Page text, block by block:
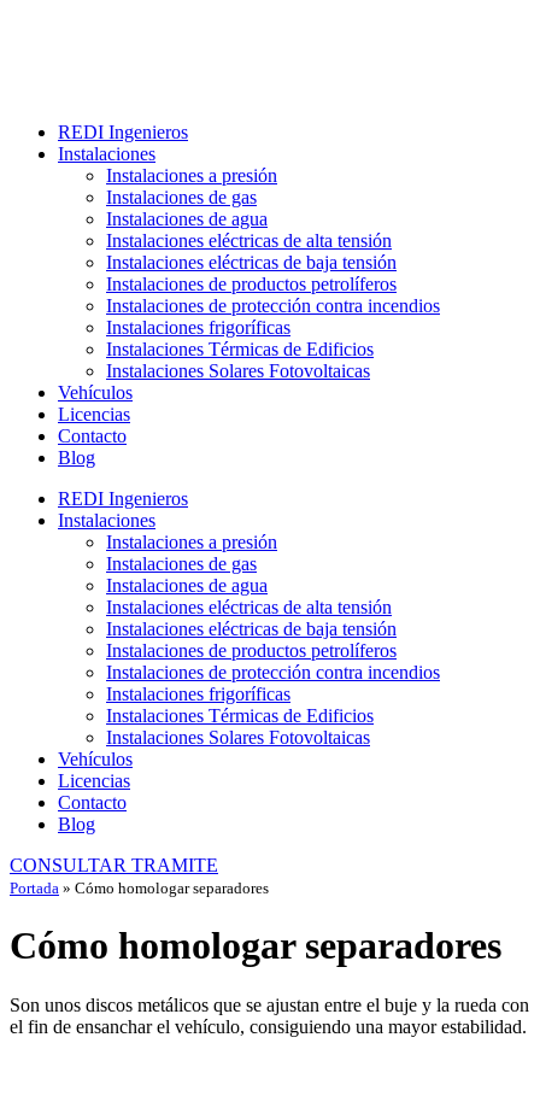
REDI Ingenieros
Instalaciones
Instalaciones a presión
Instalaciones de gas
Instalaciones de agua
Instalaciones eléctricas de alta tensión
Instalaciones eléctricas de baja tensión
Instalaciones de productos petrolíferos
Instalaciones de protección contra incendios
Instalaciones frigoríficas
Instalaciones Térmicas de Edificios
Instalaciones Solares Fotovoltaicas
Vehículos
Licencias
Contacto
Blog
REDI Ingenieros
Instalaciones
Instalaciones a presión
Instalaciones de gas
Instalaciones de agua
Instalaciones eléctricas de alta tensión
Instalaciones eléctricas de baja tensión
Instalaciones de productos petrolíferos
Instalaciones de protección contra incendios
Instalaciones frigoríficas
Instalaciones Térmicas de Edificios
Instalaciones Solares Fotovoltaicas
Vehículos
Licencias
Contacto
Blog
CONSULTAR TRAMITE
Portada » Cómo homologar separadores
Cómo homologar separadores
Son unos discos metálicos que se ajustan entre el buje y la rueda con
el fin de ensanchar el vehículo, consiguiendo una mayor estabilidad.